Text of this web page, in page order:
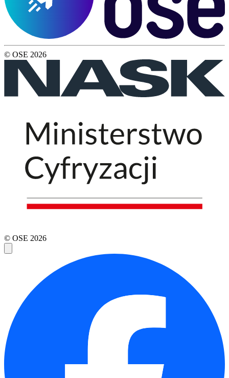
© OSE 2026
© OSE 2026